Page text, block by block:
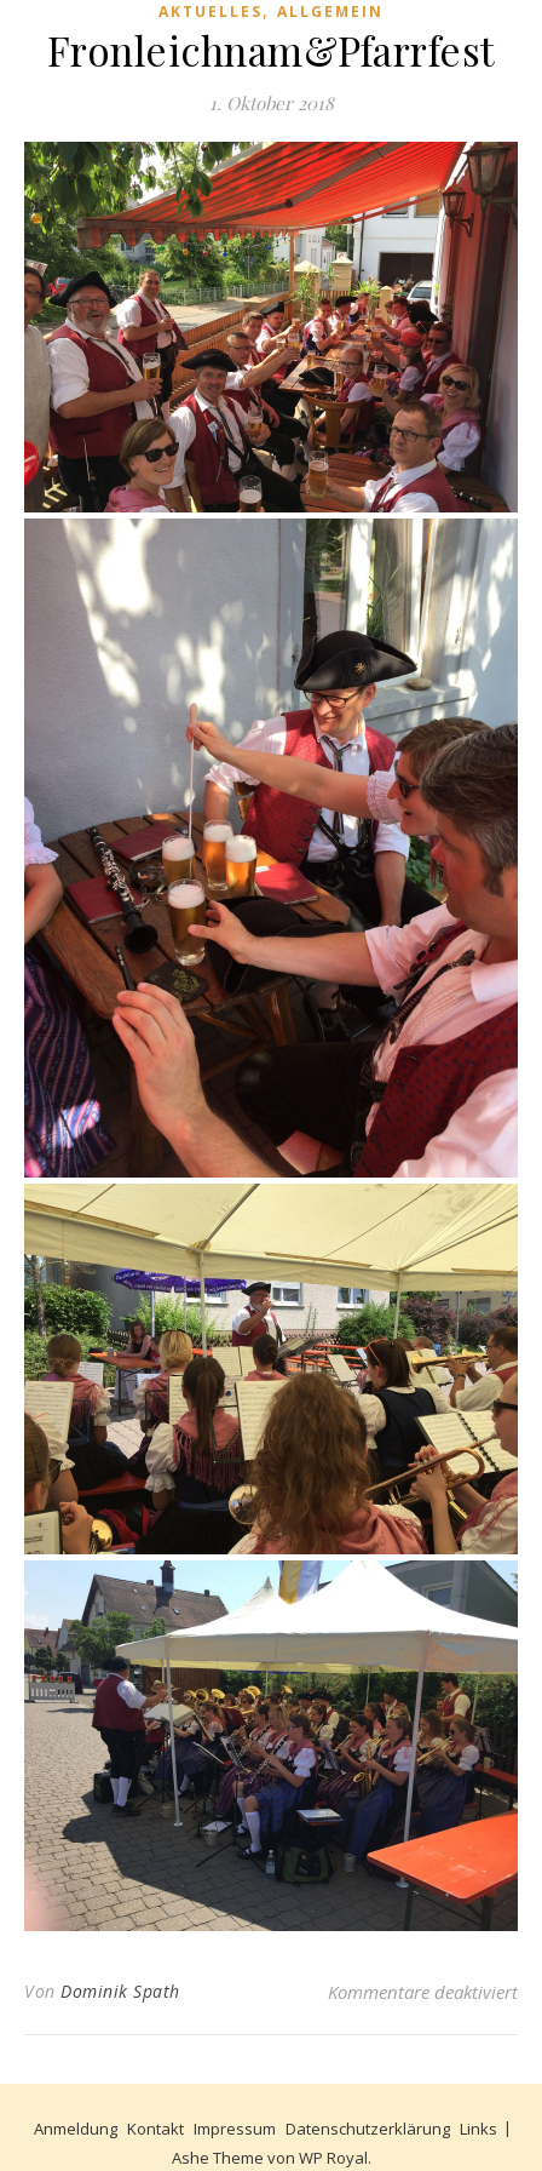
AKTUELLES, ALLGEMEIN
Fronleichnam&Pfarrfest
1. Oktober 2018
Von Dominik Spath Kommentare deaktiviert
Anmeldung Kontakt Impressum Datenschutzerklärung Links
Ashe Theme von WP Royal.